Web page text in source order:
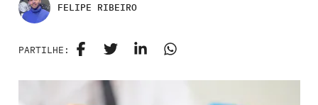
FELIPE RIBEIRO
PARTILHE: